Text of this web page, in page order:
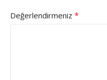
Değerlendirmeniz *